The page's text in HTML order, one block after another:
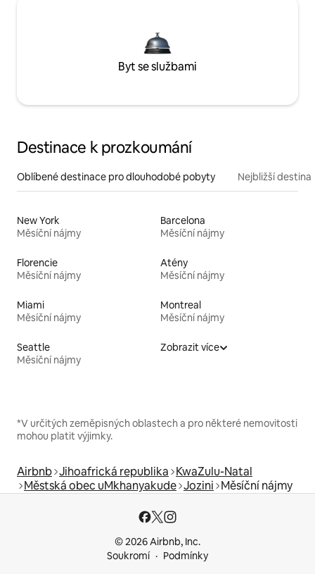
Byt se službami
Destinace k prozkoumání
Oblíbené destinace pro dlouhodobé pobyty Nejbližší
New York
Měsíční nájmy
Barcelona
Měsíční nájmy
Florencie
Měsíční nájmy
Atény
Měsíční nájmy
Miami
Měsíční nájmy
Montreal
Měsíční nájmy
Seattle
Měsíční nájmy
Zobrazit více
*V určitých zeměpisných oblastech a pro některé nemovitosti
mohou platit výjimky.
Airbnb Jihoafrická republika KwaZulu-Natal
Městská obec uMkhanyakude Jozini Měsíční nájmy
© 2026 Airbnb, Inc.
Soukromí
Podmínky